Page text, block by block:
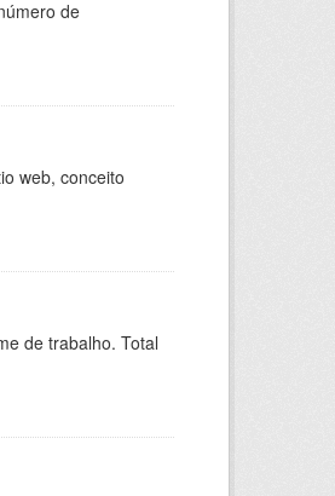
de
web, conceito
de trabalho. Total